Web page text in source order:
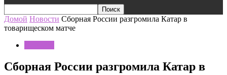
Домой Новости Сборная России разгромила Катар в
товарищеском матче
Сборная России разгромила Катар в